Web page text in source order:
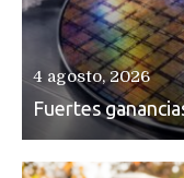
4 agosto, 2026